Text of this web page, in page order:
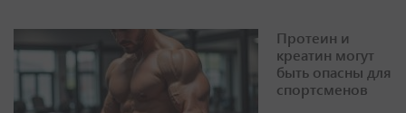
Протеин и
креатин могут
быть опасны для
спортсменов